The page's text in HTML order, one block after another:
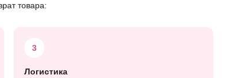
товара:
3
Логистика